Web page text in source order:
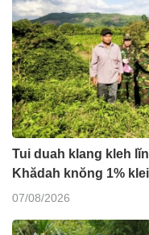
Tui duah klang kleh
Khădah knŏng 1%
07/08/2026